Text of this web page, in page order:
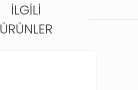
İLGILI
ÜRÜNLER